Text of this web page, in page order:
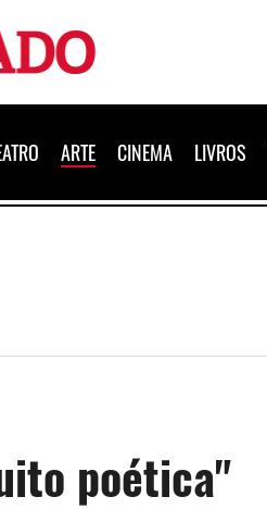
ARTE CINEMA LIVROS
poética"